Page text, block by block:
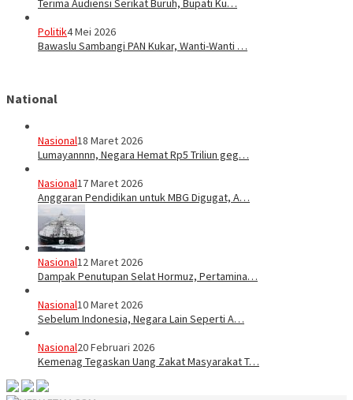
Politik4 Mei 2026
Bawaslu Sambangi PAN Kukar, Wanti-Wanti …
National
Nasional18 Maret 2026
Lumayannnn, Negara Hemat Rp5 Triliun geg…
Nasional17 Maret 2026
Anggaran Pendidikan untuk MBG Digugat, A…
Nasional12 Maret 2026
Dampak Penutupan Selat Hormuz, Pertamina…
Nasional10 Maret 2026
Sebelum Indonesia, Negara Lain Seperti A…
Nasional20 Februari 2026
Kemenag Tegaskan Uang Zakat Masyarakat T…